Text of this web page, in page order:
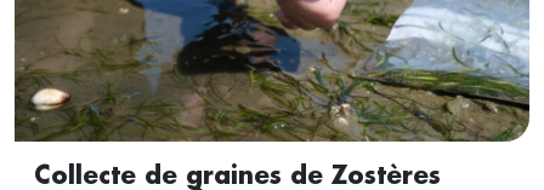
Collecte de graines de Zostères